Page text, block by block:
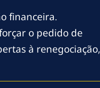
financeira.
o pedido de
à renegociação,